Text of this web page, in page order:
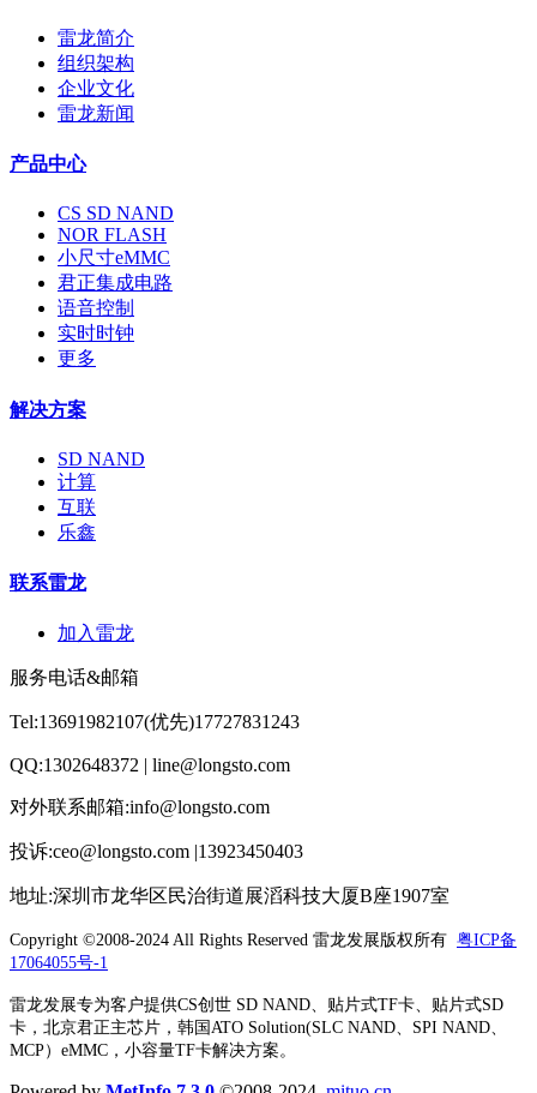
雷龙简介
组织架构
企业文化
雷龙新闻
产品中心
CS SD NAND
NOR FLASH
小尺寸eMMC
君正集成电路
语音控制
实时时钟
更多
解决方案
SD NAND
计算
互联
乐鑫
联系雷龙
加入雷龙
服务电话&邮箱
Tel:13691982107(优先)17727831243
QQ:1302648372 | line@longsto.com
对外联系邮箱:info@longsto.com
投诉:ceo@longsto.com |13923450403
地址:深圳市龙华区民治街道展滔科技大厦B座1907室
Copyright ©2008-2024 All Rights Reserved 雷龙发展版权所有 粤ICP备
17064055号-1
雷龙发展专为客户提供CS创世 SD NAND、贴片式TF卡、贴片式SD
卡，北京君正主芯片，韩国ATO Solution(SLC NAND、SPI NAND、
MCP）eMMC，小容量TF卡解决方案。